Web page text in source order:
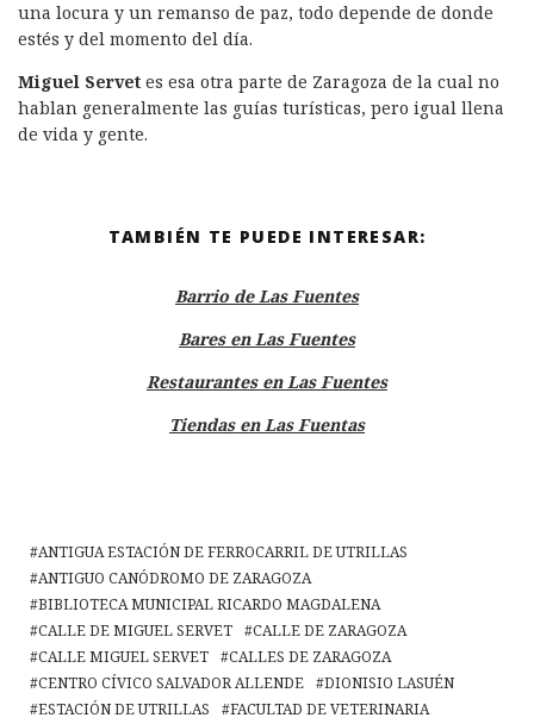
una locura y un remanso de paz, todo depende de donde
estés y del momento del día.
Miguel Servet es esa otra parte de Zaragoza de la cual no
hablan generalmente las guías turísticas, pero igual llena
de vida y gente.
TAMBIÉN TE PUEDE INTERESAR:
Barrio de Las Fuentes
Bares en Las Fuentes
Restaurantes en Las Fuentes
Tiendas en Las Fuentas
ANTIGUA ESTACIÓN DE FERROCARRIL DE UTRILLAS
ANTIGUO CANÓDROMO DE ZARAGOZA
BIBLIOTECA MUNICIPAL RICARDO MAGDALENA
CALLE DE MIGUEL SERVET
CALLE DE ZARAGOZA
CALLE MIGUEL SERVET
CALLES DE ZARAGOZA
CENTRO CÍVICO SALVADOR ALLENDE
DIONISIO LASUÉN
ESTACIÓN DE UTRILLAS
FACULTAD DE VETERINARIA